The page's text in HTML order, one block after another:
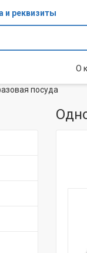
и реквизиты
О
посуда